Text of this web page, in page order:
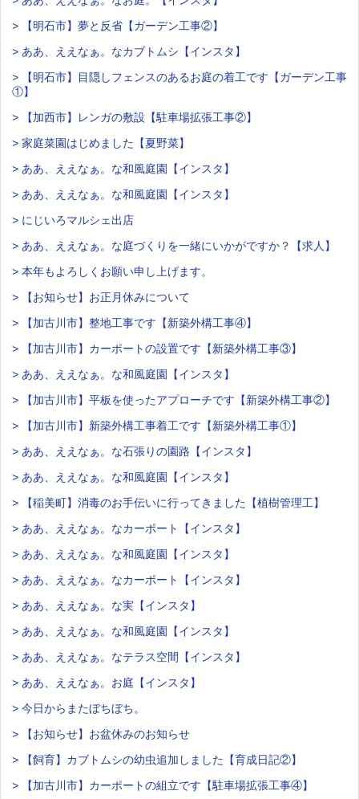
> 【明石市】夢と反省【ガーデン工事②】
> ああ、ええなぁ。なカブトムシ【インスタ】
> 【明石市】目隠しフェンスのあるお庭の着工です【ガーデン工事
①】
> 【加西市】レンガの敷設【駐車場拡張工事②】
> 家庭菜園はじめました【夏野菜】
> ああ、ええなぁ。な和風庭園【インスタ】
> ああ、ええなぁ。な和風庭園【インスタ】
> にじいろマルシェ出店
> ああ、ええなぁ。な庭づくりを一緒にいかがですか？【求人】
> 本年もよろしくお願い申し上げます。
> 【お知らせ】お正月休みについて
> 【加古川市】整地工事です【新築外構工事④】
> 【加古川市】カーポートの設置です【新築外構工事③】
> ああ、ええなぁ。な和風庭園【インスタ】
> 【加古川市】平板を使ったアプローチです【新築外構工事②】
> 【加古川市】新築外構工事着工です【新築外構工事①】
> ああ、ええなぁ。な石張りの園路【インスタ】
> ああ、ええなぁ。な和風庭園【インスタ】
> 【稲美町】消毒のお手伝いに行ってきました【植樹管理工】
> ああ、ええなぁ。なカーポート【インスタ】
> ああ、ええなぁ。な和風庭園【インスタ】
> ああ、ええなぁ。なカーポート【インスタ】
> ああ、ええなぁ。な実【インスタ】
> ああ、ええなぁ。な和風庭園【インスタ】
> ああ、ええなぁ。なテラス空間【インスタ】
> ああ、ええなぁ。お庭【インスタ】
> 今日からまたぼちぼち。
> 【お知らせ】お盆休みのお知らせ
> 【飼育】カブトムシの幼虫追加しました【育成日記②】
> 【加古川市】カーポートの組立です【駐車場拡張工事④】